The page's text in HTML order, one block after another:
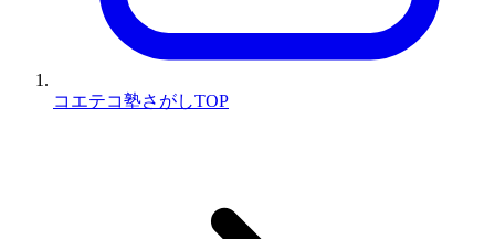
コエテコ塾さがしTOP